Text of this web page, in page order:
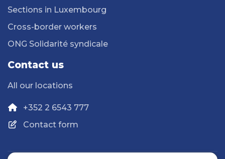
Sections in Luxembourg
Cross-border workers
ONG Solidarité syndicale
Contact us
All our locations
+352 2 6543 777
Contact form